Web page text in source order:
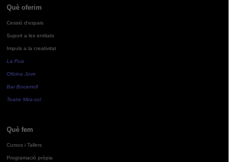
Què oferim
Cessió d'espais
Suport a les entitats
Impuls a la creativitat
La Pua
Oficina Jove
Bar Bocamoll
Teatre Mira-sol
Què fem
Cursos i Tallers
Programació pròpia